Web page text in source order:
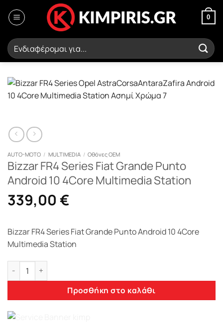
στο
0
Αναζήτηση
για:
AUTO-MOTO / MULTIMEDIA / Οθόνες OEM
Bizzar FR4 Series Fiat Grande Punto
Android 10 4Core Multimedia Station
339,00 €
Bizzar FR4 Series Fiat Grande Punto Android 10 4Core
Multimedia Station
Bizzar FR4 Series Fiat Grande Punto Android 10 4Core
Προσθήκη στο καλάθι